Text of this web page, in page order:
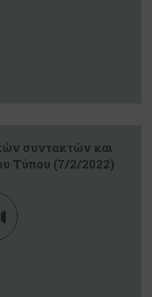
συντακτών και
Τύπου (7/2/2022)